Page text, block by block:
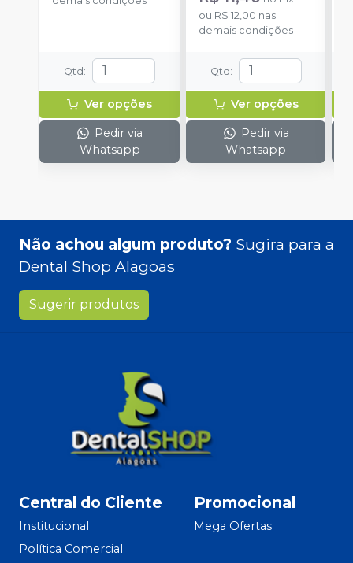
Qtd :
Ver opções
Pedir via
Whatsapp
ou R$ 12,00 nas
demais condições
Qtd :
Ver opções
Pedir via
Whatsapp
Não achou algum produto? Sugira para a
Dental Shop Alagoas
Sugerir produtos
Central do Cliente
Institucional
Política Comercial
Promocional
Mega Ofertas